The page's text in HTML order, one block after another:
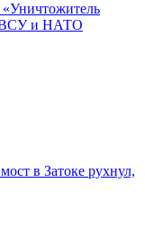
ВСУ и НАТО
в Затоке рухнул,